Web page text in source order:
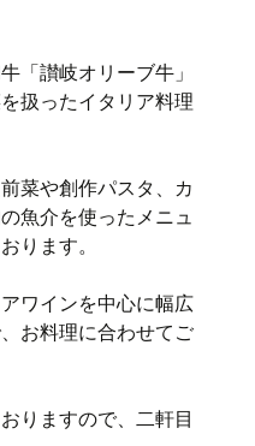
「讃岐オリーブ牛」
扱ったイタリア料理
菜や創作パスタ、カ
魚介を使ったメニュ
ります。
ワインを中心に幅広
お料理に合わせてご
りますので、二軒目